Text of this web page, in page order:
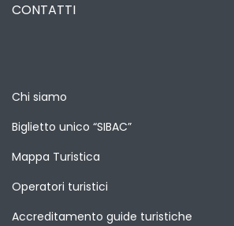
CONTATTI
Chi siamo
Biglietto unico “SIBAC”
Mappa Turistica
Operatori turistici
Accreditamento guide turistiche